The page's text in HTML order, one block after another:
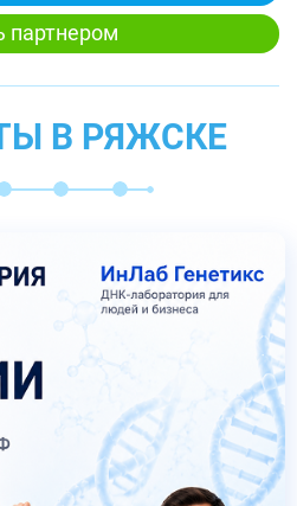
партнером
В РЯЖСКЕ